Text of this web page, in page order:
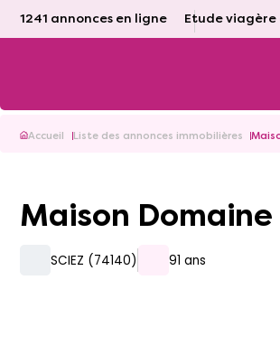
1241 annonces en ligne Etude
Accueil Liste des annonces immobilières
Maison
SCIEZ (74140) 91 ans